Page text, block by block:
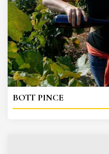
BOTT PINCE